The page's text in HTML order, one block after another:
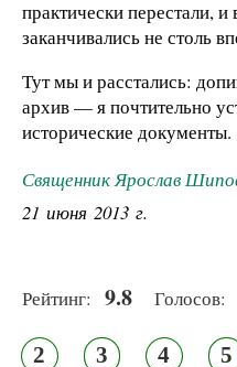
практически перестали,
заканчивались не столь
Тут мы и расстались:
архив — я почтительно
исторические документы.
Священник Ярослав
21 июня 2013 г.
Рейтинг: 9.8 Голосов:
2 3 4 5